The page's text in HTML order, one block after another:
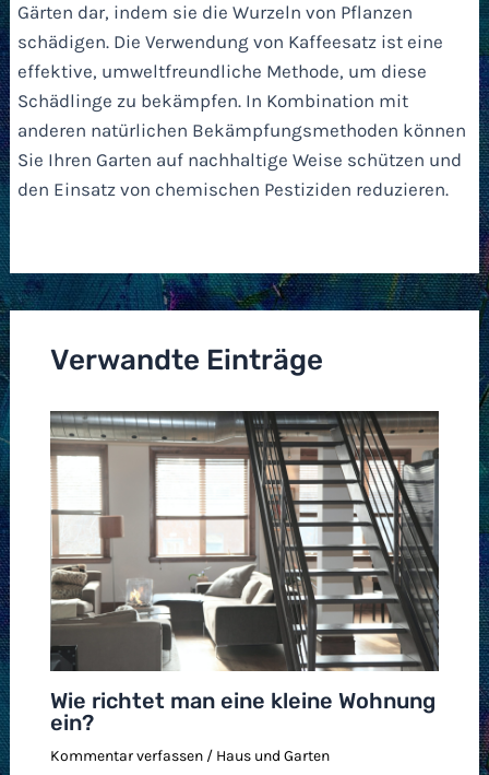
Gärten dar, indem sie die Wurzeln von Pflanzen
schädigen. Die Verwendung von Kaffeesatz ist eine
effektive, umweltfreundliche Methode, um diese
Schädlinge zu bekämpfen. In Kombination mit
anderen natürlichen Bekämpfungsmethoden können
Sie Ihren Garten auf nachhaltige Weise schützen und
den Einsatz von chemischen Pestiziden reduzieren.
Verwandte Einträge
Wie richtet man eine kleine Wohnung
ein?
Kommentar verfassen / Haus und Garten